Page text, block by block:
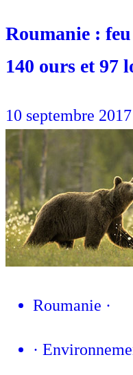
Roumanie :
140 ours et 97
10 septembre 2017
Roumanie ·
·